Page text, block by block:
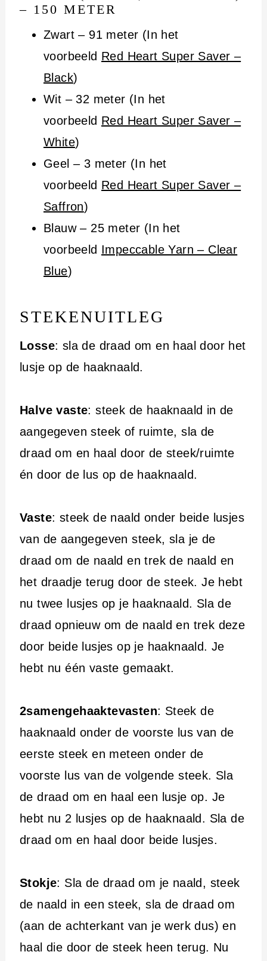
– 150 METER
Zwart – 91 meter (In het
voorbeeld Red Heart Super Saver –
Black)
Wit – 32 meter (In het
voorbeeld Red Heart Super Saver –
White)
Geel – 3 meter (In het
voorbeeld Red Heart Super Saver –
Saffron)
Blauw – 25 meter (In het
voorbeeld Impeccable Yarn – Clear
Blue)
STEKENUITLEG
Losse: sla de draad om en haal door het
lusje op de haaknaald.
Halve vaste: steek de haaknaald in de
aangegeven steek of ruimte, sla de
draad om en haal door de steek/ruimte
én door de lus op de haaknaald.
Vaste: steek de naald onder beide lusjes
van de aangegeven steek, sla je de
draad om de naald en trek de naald en
het draadje terug door de steek. Je hebt
nu twee lusjes op je haaknaald. Sla de
draad opnieuw om de naald en trek deze
door beide lusjes op je haaknaald. Je
hebt nu één vaste gemaakt.
2samengehaaktevasten: Steek de
haaknaald onder de voorste lus van de
eerste steek en meteen onder de
voorste lus van de volgende steek. Sla
de draad om en haal een lusje op. Je
hebt nu 2 lusjes op de haaknaald. Sla de
draad om en haal door beide lusjes.
Stokje: Sla de draad om je naald, steek
de naald in een steek, sla de draad om
(aan de achterkant van je werk dus) en
haal die door de steek heen terug. Nu